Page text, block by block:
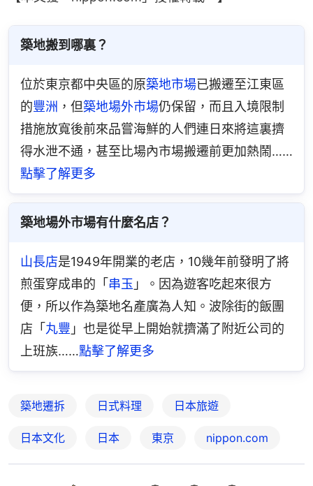
築地搬到哪裏？
位於東京都中央區的原築地市場已搬遷至江東區
的豐洲 ，但築地場外市場仍保留，而且入境限制
措施放寬後前來品嘗海鮮的人們連日來將這裏擠
得水泄不通，甚至比場內市場搬遷前更加熱鬧……
點擊了解更多
築地場外市場有什麼名店？
山長店是1949年開業的老店，10幾年前發明了將
煎蛋穿成串的「 串玉 」。因為遊客吃起來很方
便，所以作為築地名產廣為人知。波除街的飯團
店「 丸豐 」也是從早上開始就擠滿了附近公司的
上班族……點擊了解更多
築地遷拆 日式料理 日本旅遊
日本文化 日本 東京 nippon.com